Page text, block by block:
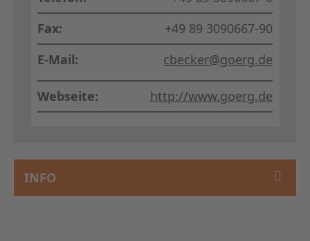
Fax:
+49 89 3090667-90
E-Mail:
cbecker@goerg.de
Webseite: http://www.goerg.de
INFO